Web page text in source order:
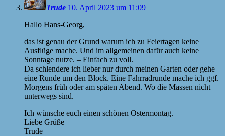
Trude 10. April 2023 um 11:09
Hallo Hans-Georg,
das ist genau der Grund warum ich zu Feiertagen keine
Ausflüge mache. Und im allgemeinen dafür auch keine
Sonntage nutze. – Einfach zu voll.
Da schlendere ich lieber nur durch meinen Garten oder gehe
eine Runde um den Block. Eine Fahrradrunde mache ich ggf.
Morgens früh oder am späten Abend. Wo die Massen nicht
unterwegs sind.
Ich wünsche euch einen schönen Ostermontag.
Liebe Grüße
Trude